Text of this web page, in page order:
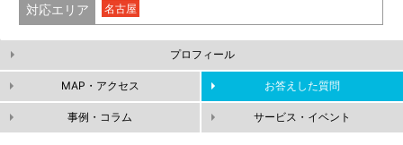
対応エリア 名古屋
プロフィール
MAP・アクセス お答えした質問
事例・コラム サービス・イベント